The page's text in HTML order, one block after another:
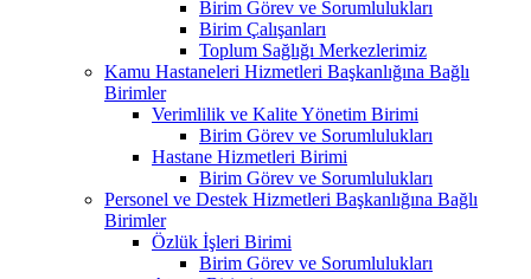
Birim Görev ve Sorumlulukları
Birim Çalışanları
Toplum Sağlığı Merkezlerimiz
Kamu Hastaneleri Hizmetleri Başkanlığına Bağlı
Birimler
Verimlilik ve Kalite Yönetim Birimi
Birim Görev ve Sorumlulukları
Hastane Hizmetleri Birimi
Birim Görev ve Sorumlulukları
Personel ve Destek Hizmetleri Başkanlığına Bağlı
Birimler
Özlük İşleri Birimi
Birim Görev ve Sorumlulukları